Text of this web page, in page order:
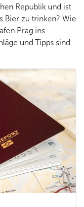
Republik und ist
Bier zu trinken? Wie
Prag ins
und Tipps sind